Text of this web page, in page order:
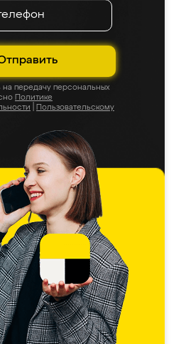
передачу персональных
Политике
Пользовательскому